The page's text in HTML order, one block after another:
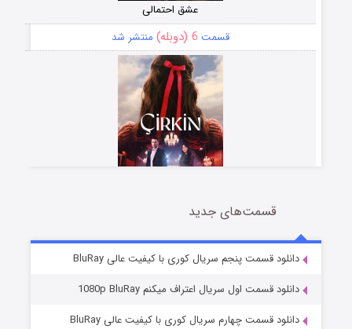
عشق احتمالی
قسمت 6 (دوبله) منتشر شد
سریال زشت
قسمت5 (زیرنویس) منتشر شد
قسمت‌های جدید
دانلود قسمت پنجم سریال کوری با کیفیت عالی BluRay
دانلود قسمت اول سریال اعتراف میکنم 1080p BluRay
دانلود قسمت چهارم سریال کوری با کیفیت عالی BluRay